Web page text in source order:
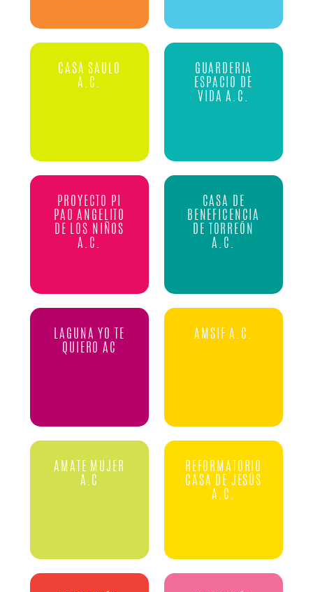
CASA SAULO
A.C.
GUARDERIA
ESPACIO DE
VIDA A.C.
PROYECTO PI
PAO ANGELITO
DE LOS NIÑOS
A.C.
CASA DE
BENEFICENCIA
DE TORREÓN
A.C.
LAGUNA YO TE
QUIERO AC
AMSIF A.C.
AMATE MUJER
A.C
REFORMATORIO
CASA DE JESÚS
A.C.